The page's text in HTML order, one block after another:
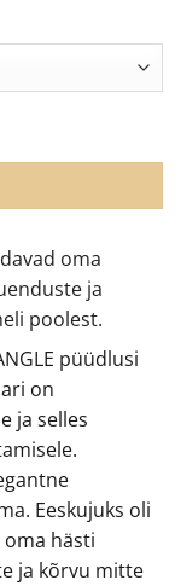
oma
ja
poolest.
püüdlusi
on
ja selles
Eeskujuks oli
oma hästi
ja kõrvu mitte